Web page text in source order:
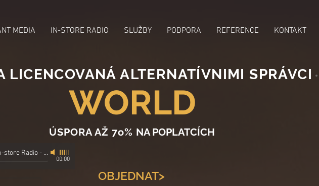
MEDIA IN-STORE RADIO SLUŽBY PODPORA REFERENCE KONTAKT
LICENCOVANÁ ALTERNATÍVNIMI SPRÁVCI
WORLD
ÚSPORA AŽ 7o% NA POPLATCÍCH
OBJEDNAT>
store Radio- s alternativními správci
00:00